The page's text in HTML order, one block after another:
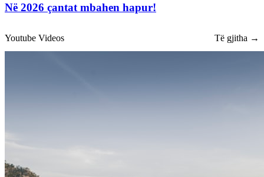
Në 2026 çantat mbahen hapur!
Youtube Videos Të gjitha →